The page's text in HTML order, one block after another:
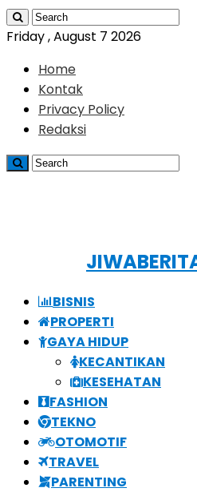
Friday , August 7 2026
Home
Kontak
Privacy Policy
Redaksi
BISNIS
PROPERTI
GAYA HIDUP
KECANTIKAN
KESEHATAN
FASHION
TEKNO
OTOMOTIF
TRAVEL
PARENTING